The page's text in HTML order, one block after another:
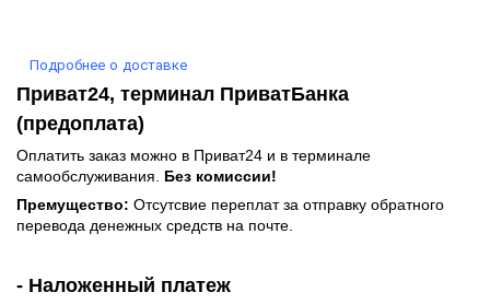
Подробнее о доставке
Приват24, терминал ПриватБанка
(предоплата)
Оплатить заказ можно в Приват24 и в терминале
самообслуживания. Без комиссии!
Премущество: Отсутсвие переплат за отправку обратного
перевода денежных средств на почте.
- Наложенный платеж